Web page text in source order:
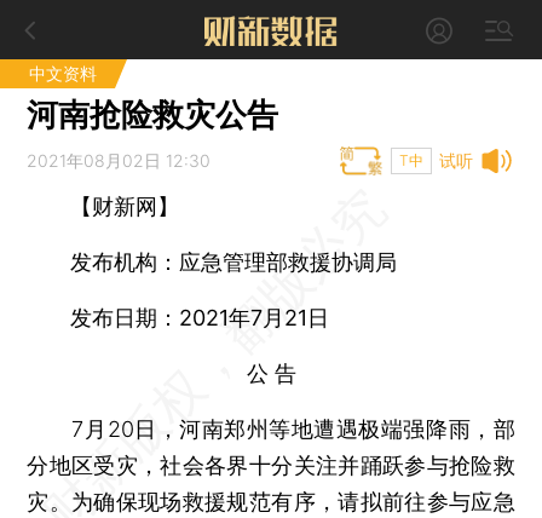
中文资料
河南抢险救灾公告
试听
2021年08月02日 12:30 T中
【财新网】
发布机构：应急管理部救援协调局
发布日期：2021年7月21日
公 告
7月20日，河南郑州等地遭遇极端强降雨，部
分地区受灾，社会各界十分关注并踊跃参与抢险救
灾。为确保现场救援规范有序，请拟前往参与应急